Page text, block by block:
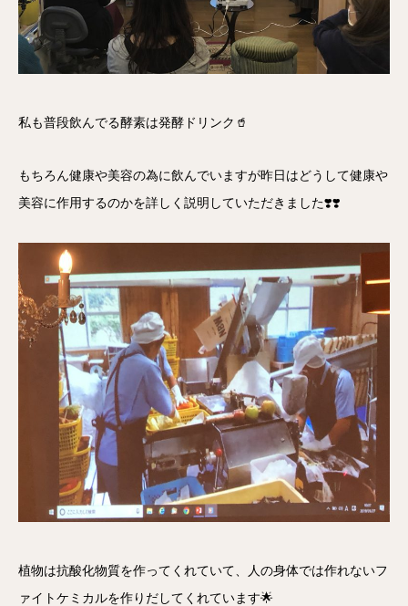
私も普段飲んでる酵素は発酵ドリンク🥤
もちろん健康や美容の為に飲んでいますが昨日はどうして健康や
美容に作用するのかを詳しく説明していただきました❣️❣️
植物は抗酸化物質を作ってくれていて、人の身体では作れないフ
ァイトケミカルを作りだしてくれています🌟